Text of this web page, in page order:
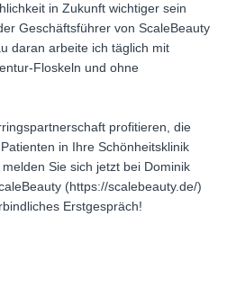
in Zukunft wichtiger sein
Geschäftsführer von ScaleBeauty
daran arbeite ich täglich mit
Floskeln und ohne
profitieren, die
in Ihre Schönheitsklinik
Sie sich jetzt bei Dominik
(https://scalebeauty.de/)
Erstgespräch!